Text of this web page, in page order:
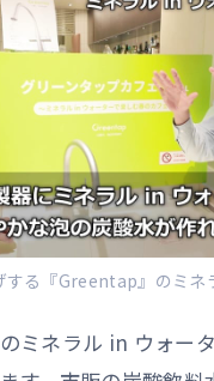
する『Greentap』のミネ
ミネラル in ウォー